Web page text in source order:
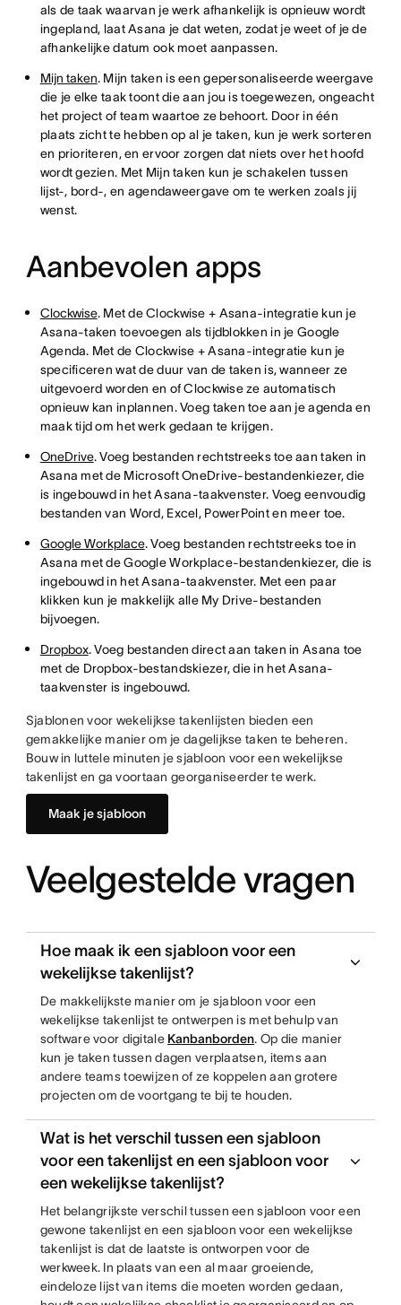
als de taak waarvan je werk afhankelijk is opnieuw wordt
ingepland, laat Asana je dat weten, zodat je weet of je de
afhankelijke datum ook moet aanpassen.
Mijn taken. Mijn taken is een gepersonaliseerde weergave
die je elke taak toont die aan jou is toegewezen, ongeacht
het project of team waartoe ze behoort. Door in één
plaats zicht te hebben op al je taken, kun je werk sorteren
en prioriteren, en ervoor zorgen dat niets over het hoofd
wordt gezien. Met Mijn taken kun je schakelen tussen
lijst-, bord-, en agendaweergave om te werken zoals jij
wenst.
Aanbevolen apps
Clockwise. Met de Clockwise + Asana-integratie kun je
Asana-taken toevoegen als tijdblokken in je Google
Agenda. Met de Clockwise + Asana-integratie kun je
specificeren wat de duur van de taken is, wanneer ze
uitgevoerd worden en of Clockwise ze automatisch
opnieuw kan inplannen. Voeg taken toe aan je agenda en
maak tijd om het werk gedaan te krijgen.
OneDrive. Voeg bestanden rechtstreeks toe aan taken in
Asana met de Microsoft OneDrive-bestandenkiezer, die
is ingebouwd in het Asana-taakvenster. Voeg eenvoudig
bestanden van Word, Excel, PowerPoint en meer toe.
Google Workplace. Voeg bestanden rechtstreeks toe in
Asana met de Google Workplace-bestandenkiezer, die is
ingebouwd in het Asana-taakvenster. Met een paar
klikken kun je makkelijk alle My Drive-bestanden
bijvoegen.
Dropbox. Voeg bestanden direct aan taken in Asana toe
met de Dropbox-bestandskiezer, die in het Asana-
taakvenster is ingebouwd.
Sjablonen voor wekelijkse takenlijsten bieden een
gemakkelijke manier om je dagelijkse taken te beheren.
Bouw in luttele minuten je sjabloon voor een wekelijkse
takenlijst en ga voortaan georganiseerder te werk.
Maak je sjabloon
Veelgestelde vragen
Hoe maak ik een sjabloon voor een
wekelijkse takenlijst?
De makkelijkste manier om je sjabloon voor een
wekelijkse takenlijst te ontwerpen is met behulp van
software voor digitale Kanbanborden. Op die manier
kun je taken tussen dagen verplaatsen, items aan
andere teams toewijzen of ze koppelen aan grotere
projecten om de voortgang te bij te houden.
Wat is het verschil tussen een sjabloon
voor een takenlijst en een sjabloon voor
een wekelijkse takenlijst?
Het belangrijkste verschil tussen een sjabloon voor een
gewone takenlijst en een sjabloon voor een wekelijkse
takenlijst is dat de laatste is ontworpen voor de
werkweek. In plaats van een al maar groeiende,
eindeloze lijst van items die moeten worden gedaan,